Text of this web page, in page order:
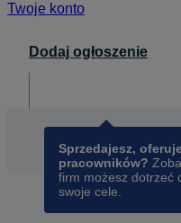
Twoje konto
Dodaj ogłoszenie
Sprzedajesz,
pracowników?
firm możesz dotrzeć
swoje cele.